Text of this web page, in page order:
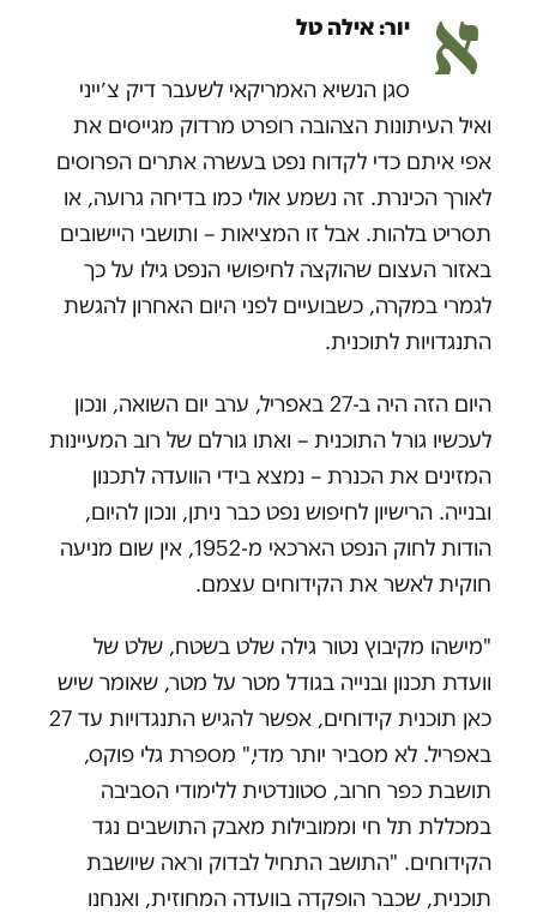
א יור: אילה טל
סגן הנשיא האמריקאי לשעבר דיק צ׳ייני
ואיל העיתונות הצהובה רופרט מרדוק מגייסים את
אפי איתם כדי לקדוח נפט בעשרה אתרים הפרוסים
לאורך הכינרת. זה נשמע אולי כמו בדיחה גרועה, או
תסריט בלהות. אבל זו המציאות – ותושבי היישובים
באזור העצום שהוקצה לחיפושי הנפט גילו על כך
לגמרי במקרה, כשבועיים לפני היום האחרון להגשת
התנגדויות לתוכנית.
היום הזה היה ב-27 באפריל, ערב יום השואה, ונכון
לעכשיו גורל התוכנית – ואתו גורלם של רוב המעיינות
המזינים את הכנרת – נמצא בידי הוועדה לתכנון
ובנייה. הרישיון לחיפוש נפט כבר ניתן, ונכון להיום,
הודות לחוק הנפט הארכאי מ-1952, אין שום מניעה
חוקית לאשר את הקידוחים עצמם.
"מישהו מקיבוץ נטור גילה שלט בשטח, שלט של
וועדת תכנון ובנייה בגודל מטר על מטר, שאומר שיש
כאן תוכנית קידוחים, אפשר להגיש התנגדויות עד 27
באפריל. לא מסביר יותר מדי," מספרת גלי פוקס,
תושבת כפר חרוב, סטונדטית ללימודי הסביבה
במכללת תל חי וממובילות מאבק התושבים נגד
הקידוחים. "התושב התחיל לבדוק וראה שיושבת
תוכנית, שכבר הופקדה בוועדה המחוזית, ואנחנו